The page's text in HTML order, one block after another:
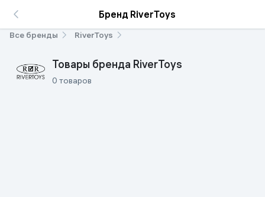
Бренд RiverToys
Все бренды RiverToys
Товары бренда RiverToys
0 товаров